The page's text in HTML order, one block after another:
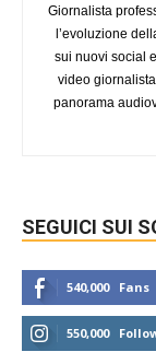
Giornalista
l’evoluzione
sui nuovi social
video
panorama
SEGUICI SUI
540,000 Fans
550,000